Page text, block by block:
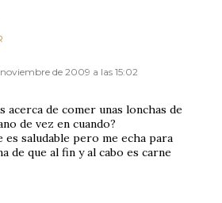
de 2009 a las 15:02
acerca de comer unas lonchas de
de vez en cuando?
es saludable pero me echa para
de que al fin y al cabo es carne